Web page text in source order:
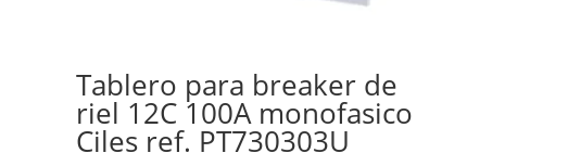
Tablero para breaker de
riel 12C 100A monofasico
Ciles ref. PT730303U